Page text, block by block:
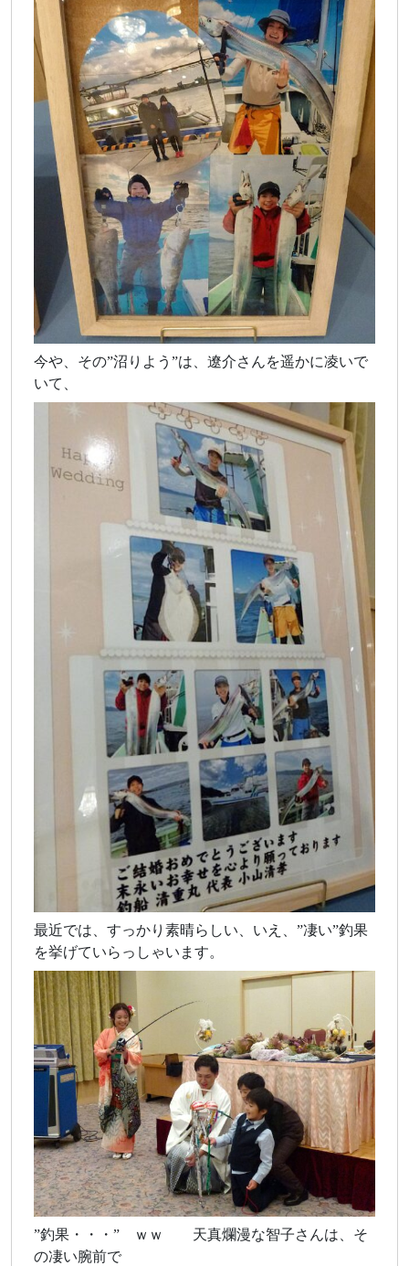
今や、その”沼りよう”は、遼介さんを遥かに凌いで
いて、
最近では、すっかり素晴らしい、いえ、”凄い”釣果
を挙げていらっしゃいます。
”釣果・・・” ｗｗ 天真爛漫な智子さんは、そ
の凄い腕前で